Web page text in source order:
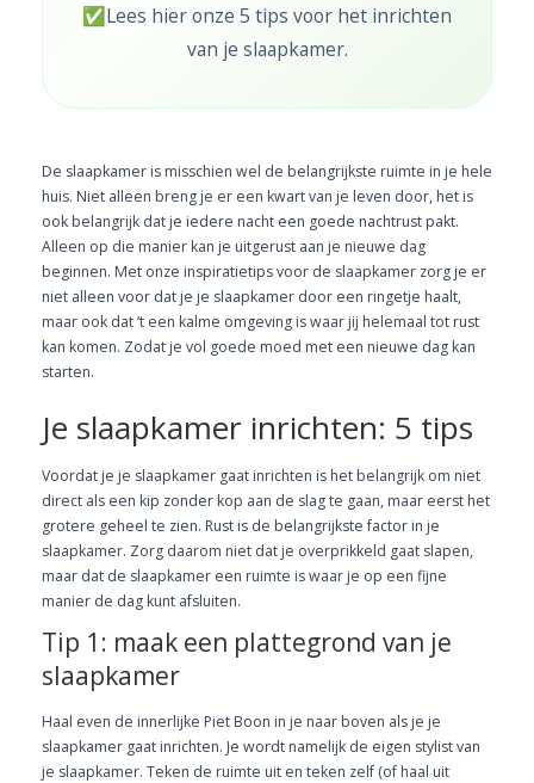
✅Lees hier onze 5 tips voor het inrichten
van je slaapkamer.
De slaapkamer is misschien wel de belangrijkste ruimte in je hele
huis. Niet alleen breng je er een kwart van je leven door, het is
ook belangrijk dat je iedere nacht een goede nachtrust pakt.
Alleen op die manier kan je uitgerust aan je nieuwe dag
beginnen. Met onze inspiratietips voor de slaapkamer zorg je er
niet alleen voor dat je je slaapkamer door een ringetje haalt,
maar ook dat ‘t een kalme omgeving is waar jij helemaal tot rust
kan komen. Zodat je vol goede moed met een nieuwe dag kan
starten.
Je slaapkamer inrichten: 5 tips
Voordat je je slaapkamer gaat inrichten is het belangrijk om niet
direct als een kip zonder kop aan de slag te gaan, maar eerst het
grotere geheel te zien. Rust is de belangrijkste factor in je
slaapkamer. Zorg daarom niet dat je overprikkeld gaat slapen,
maar dat de slaapkamer een ruimte is waar je op een fijne
manier de dag kunt afsluiten.
Tip 1: maak een plattegrond van je
slaapkamer
Haal even de innerlijke Piet Boon in je naar boven als je je
slaapkamer gaat inrichten. Je wordt namelijk de eigen stylist van
je slaapkamer. Teken de ruimte uit en teken zelf (of haal uit